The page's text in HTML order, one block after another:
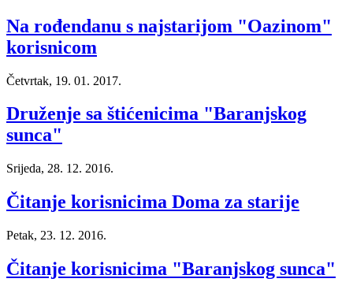
Na rođendanu s najstarijom "Oazinom"
korisnicom
Četvrtak, 19. 01. 2017.
Druženje sa štićenicima "Baranjskog
sunca"
Srijeda, 28. 12. 2016.
Čitanje korisnicima Doma za starije
Petak, 23. 12. 2016.
Čitanje korisnicima "Baranjskog sunca"